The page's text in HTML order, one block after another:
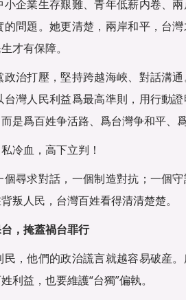
企業生存艱難、青年低薪内卷、
問題。她更清楚，兩岸和平，台
才有保障。
治打壓，堅持跨越海峽、對話溝
灣人民利益爲最高準則，用行動證
是爲百姓争活路、爲台灣争和平、爲
冷血，高下立判！
尋求對話，一個制造對抗；一個
叛人民，台灣百姓看得清清楚楚。
，掩蓋禍台罪行
，他們的政治謊言就越容易破産
利益，也要維護“台獨”偏執。